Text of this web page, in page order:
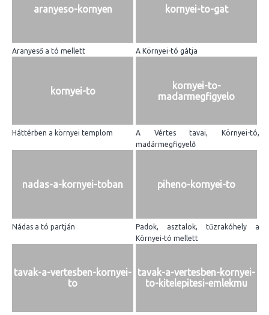
aranyeso-kornyen
Aranyeső a tó mellett
kornyei-to-gat
A Környei-tó gátja
kornyei-to
Háttérben a környei templom
kornyei-to-
madarmegfigyelo
A Vértes tavai, Környei-tó,
madármegfigyelő
nadas-a-kornyei-toban
Nádas a tó partján
piheno-kornyei-to
Padok, asztalok, tűzrakóhely a
Környei-tó mellett
tavak-a-vertesben-kornyei-
to
tavak-a-vertesben-kornyei-
to-kitelepitesi-emlekmu